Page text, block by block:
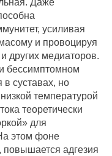
Даже
усиливая
и провоцируя
других медиаторов.
бессимптомном
суставах, но
температурой
теоретически
для
этом фоне
повышается адгезия